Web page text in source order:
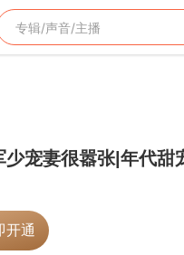
少宠妻很嚣张|年代甜
开通